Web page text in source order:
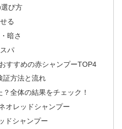
び方
る
暗さ
パ
すすめの赤シャンプーTOP4
証方法と流れ
全体の結果をチェック！
オレッドシャンプー
ドシャンプー